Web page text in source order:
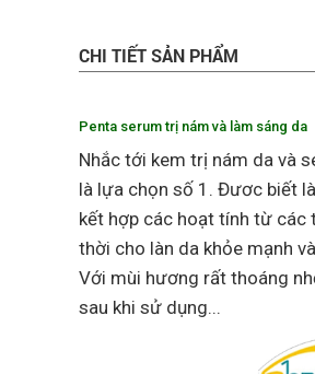
CHI TIẾT SẢN PHẨM
Penta serum trị nám và làm sáng da
Nhắc tới kem trị nám da và
là lựa chọn số 1. Đươc biết
kết hợp các hoạt tính từ các
thời cho làn da khỏe mạnh
Với mùi hương rất thoáng
sau khi sử dụng...